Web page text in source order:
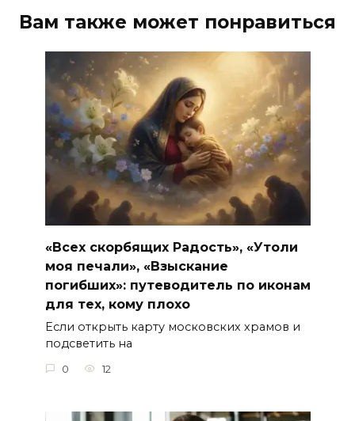
Вам также может понравиться
«Всех скорбящих Радость», «Утоли
моя печали», «Взыскание
погибших»: путеводитель по иконам
для тех, кому плохо
Если открыть карту московских храмов и
подсветить на
0 12